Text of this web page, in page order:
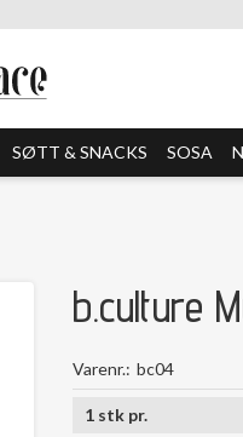
SØTT & SNACKS SOSA
b.culture
Varenr. bc04
1 stk pr.